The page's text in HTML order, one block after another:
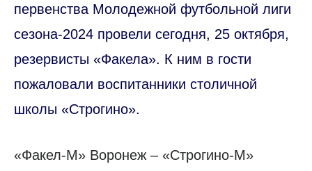
первенства Молодежной футбольной лиги
сезона-2024 провели сегодня, 25 октября,
резервисты «Факела». К ним в гости
пожаловали воспитанники столичной
школы «Строгино».
«Факел-М» Воронеж – «Строгино-М»